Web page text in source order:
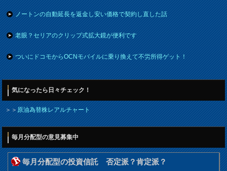
ノートンの自動延長を返金し安い価格で契約し直した話
老眼？セリアのクリップ式拡大鏡が便利です
ついにドコモからOCNモバイルに乗り換えて不労所得ゲット！
気になったら日々チェック！
＞＞原油為替株レアルチャート
毎月分配型の意見募集中
毎月分配型の投資信託 否定派？肯定派？